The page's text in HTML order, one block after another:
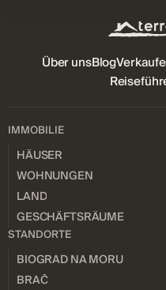
Über unsBlog
IMMOBILIE
HÄUSER
WOHNUNGEN
LAND
GESCHÄFTSRÄUME
STANDORTE
BIOGRAD NA MORU
BRAČ